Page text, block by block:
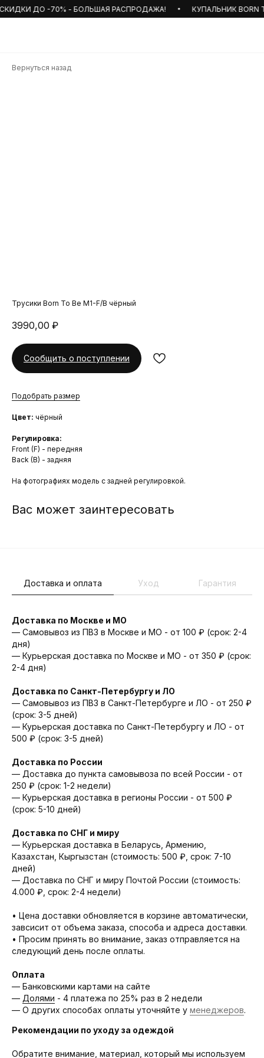
ДО -70% - БОЛЬШАЯ РАСПРОДАЖА! КУПАЛЬНИК BORN
Вернуться назад
Трусики Born To Be M1-F/B чёрный
3990,00 ₽
Сообщить о поступлении
Подобрать размер
Цвет: чёрный
Регулировка:
Front (F) - передняя
Back (B) - задняя
На фотографиях модель с задней регулировкой.
Вас может заинтересовать
Доставка и оплата Уход Гарантия
Доставка по Москве и МО
— Самовывоз из ПВЗ в Москве и МО - от 100 ₽ (срок: 2-4
дня)
— Курьерская доставка по Москве и МО - от 350 ₽ (срок:
2-4 дня)
Доставка по Санкт-Петербургу и ЛО
— Cамовывоз из ПВЗ в Санкт-Петербурге и ЛО - от 250 ₽
(срок: 3-5 дней)
— Курьерская доставка по Санкт-Петербургу и ЛО - от
500 ₽ (срок: 3-5 дней)
Доставка по России
— Доставка до пункта самовывоза по всей России - от
250 ₽ (срок: 1-2 недели)
— Курьерская доставка в регионы России - от 500 ₽
(срок: 5-10 дней)
Доставка по СНГ и миру
— Курьерская доставка в Беларусь, Армению,
Казахстан, Кыргызстан (стоимость: 500 ₽, срок: 7-10
дней)
— Доставка по СНГ и миру Почтой России (стоимость:
4.000 ₽, срок: 2-4 недели)
• Цена доставки обновляется в корзине автоматически,
завсисит от объема заказа, способа и адреса доставки.
• Просим принять во внимание, заказ отправляется на
следующий день после оплаты.
Оплата
— Банковскими картами на сайте
— Долями - 4 платежа по 25% раз в 2 недели
— О других способах оплаты уточняйте у менеджеров.
Рекомендации по уходу за одеждой
Обратите внимание, материал, который мы используем